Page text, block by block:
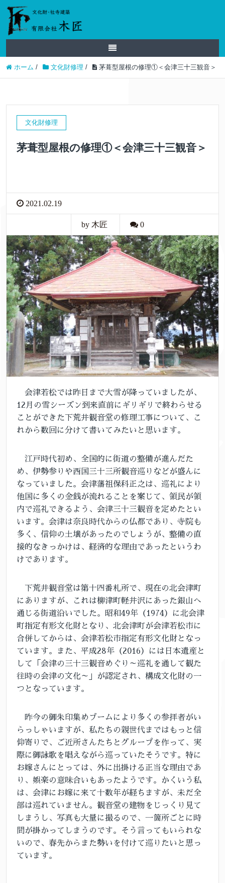
ホーム / 文化財修理 / 茅葺型屋根の修理①＜会津三十三観音＞
文化財修理
茅葺型屋根の修理①＜会津三十三観音＞
2021.02.19
by 木匠 0
会津若松では昨日まで大雪が降っていましたが、
12月の雪シーズン到来直前にギリギリで終わらせる
ことができた下荒井観音堂の修理工事について、こ
れから数回に分けて書いてみたいと思います。
江戸時代初め、全国的に街道の整備が進んだた
め、伊勢参りや西国三十三所観音巡りなどが盛んに
なっていました。会津藩祖保科正之は、巡礼により
他国に多くの金銭が流れることを案じて、領民が領
内で巡礼できるよう、会津三十三観音を定めたとい
います。会津は奈良時代からの仏都であり、寺院も
多く、信仰の土壌があったのでしょうが、整備の直
接的なきっかけは、経済的な理由であったというわ
けであります。
下荒井観音堂は第十四番札所で、現在の北会津町
にありますが、これは柳津町軽井沢にあった銀山へ
通じる街道沿いでした。昭和49年（1974）に北会津
町指定有形文化財となり、北会津町が会津若松市に
合併してからは、会津若松市指定有形文化財となっ
ています。また、平成28年（2016）には日本遺産と
して「会津の三十三観音めぐり～巡礼を通して観た
往時の会津の文化～」が認定され、構成文化財の一
つとなっています。
昨今の御朱印集めブームにより多くの参拝者がい
らっしゃいますが、私たちの親世代まではもっと信
仰寄りで、ご近所さんたちとグループを作って、実
際に御詠歌を唱えながら巡っていたそうです。特に
お嫁さんにとっては、外に出掛ける正当な理由であ
り、娯楽の意味合いもあったようです。かくいう私
は、会津にお嫁に来て十数年が経ちますが、未だ全
部は巡れていません。観音堂の建物をじっくり見て
しまうし、写真も大量に撮るので、一箇所ごとに時
間が掛かってしまうのです。そう言ってもいられな
いので、春先からまた勢いを付けて巡りたいと思っ
ています。